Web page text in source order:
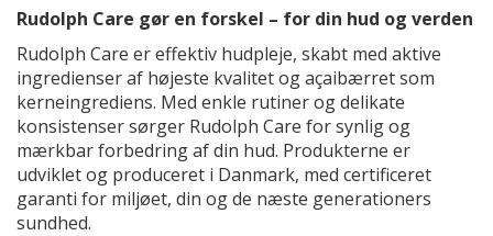
Rudolph Care gør en forskel – for din hud og verden
Rudolph Care er effektiv hudpleje, skabt med aktive
ingredienser af højeste kvalitet og açaibærret som
kerneingrediens. Med enkle rutiner og delikate
konsistenser sørger Rudolph Care for synlig og
mærkbar forbedring af din hud. Produkterne er
udviklet og produceret i Danmark, med certificeret
garanti for miljøet, din og de næste generationers
sundhed.